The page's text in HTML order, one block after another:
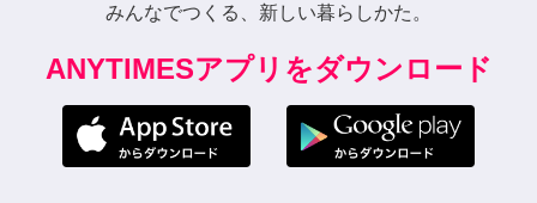
みんなでつくる、新しい暮らしかた。
ANYTIMESアプリをダウンロード